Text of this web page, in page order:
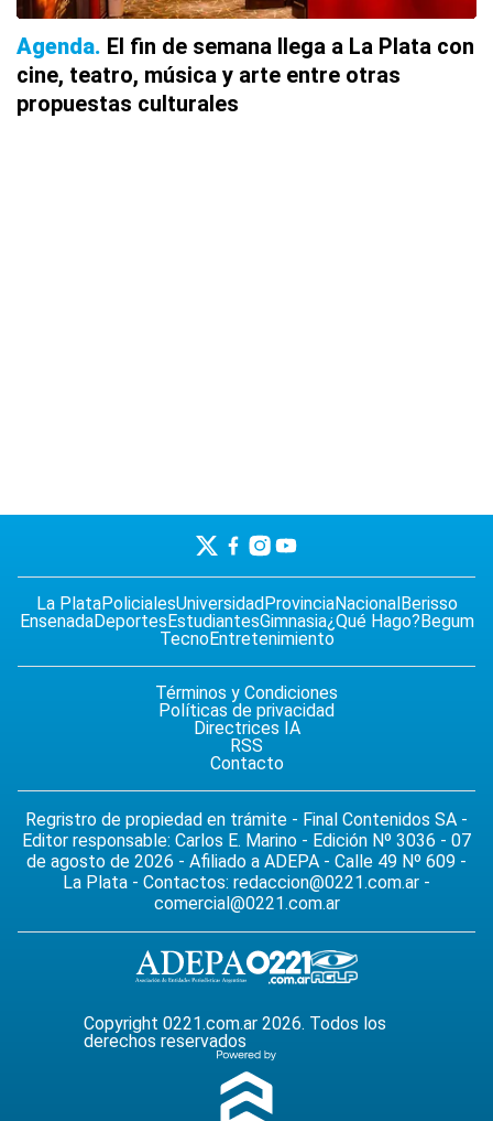
Agenda El fin de semana llega a La Plata con
cine, teatro, música y arte entre otras
propuestas culturales
La PlataPolicialesUniversidadProvinciaNacionalBerisso
EnsenadaDeportesEstudiantesGimnasia¿Qué Hago?Begum
TecnoEntretenimiento
Términos y Condiciones
Políticas de privacidad
Directrices IA
RSS
Contacto
Regristro de propiedad en trámite - Final Contenidos SA -
Editor responsable: Carlos E. Marino - Edición Nº 3036 - 07
de agosto de 2026 - Afiliado a ADEPA - Calle 49 Nº 609 -
La Plata - Contactos: redaccion@0221.com.ar -
comercial@0221.com.ar
Copyright 0221.com.ar 2026. Todos los
derechos reservados